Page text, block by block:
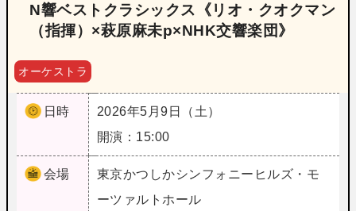
N響ベストクラシックス《リオ・クオクマン
（指揮）×萩原麻未p×NHK交響楽団》
オーケストラ
日時
2026年5月9日（土）
開演：15:00
会場 東京かつしかシンフォニーヒルズ・モ
ーツァルトホール